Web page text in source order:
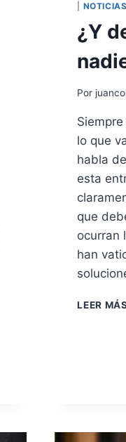
NOTICIAS
¿Y
Por
lo que
habla
esta
que
ocurran
han
LEER